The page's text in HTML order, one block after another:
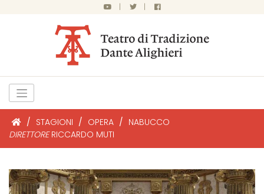
| |
/ STAGIONI / OPERA / NABUCCO
DIRETTORERICCARDO MUTI